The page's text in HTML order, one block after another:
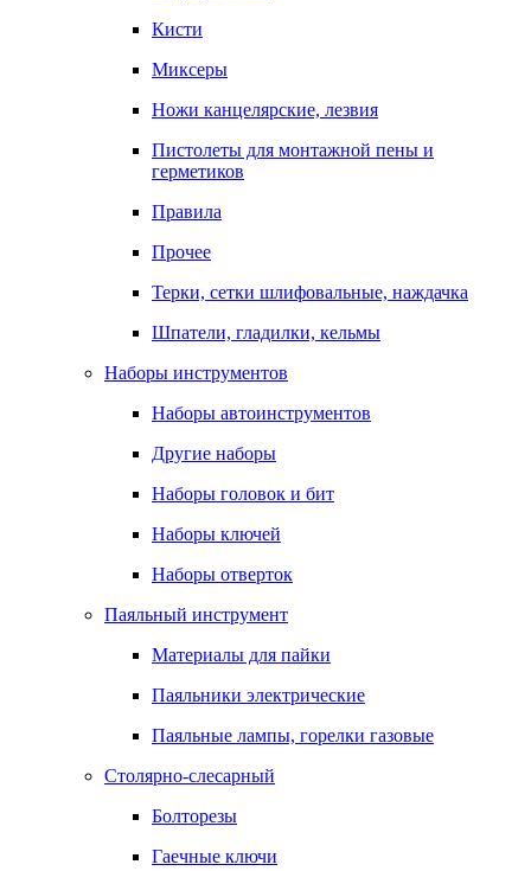
Кисти
Миксеры
Ножи канцелярские, лезвия
Пистолеты для монтажной пены и
герметиков
Правила
Прочее
Терки, сетки шлифовальные, наждачка
Шпатели, гладилки, кельмы
Наборы инструментов
Наборы автоинструментов
Другие наборы
Наборы головок и бит
Наборы ключей
Наборы отверток
Паяльный инструмент
Материалы для пайки
Паяльники электрические
Паяльные лампы, горелки газовые
Столярно-слесарный
Болторезы
Гаечные ключи